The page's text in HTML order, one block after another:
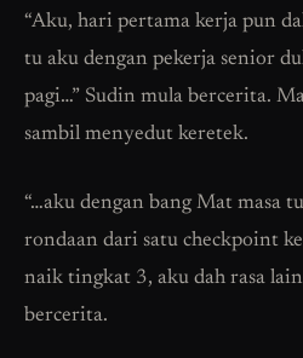
“Aku, hari pertama kerja pun
tu aku dengan pekerja senior
pagi…” Sudin mula bercerita.
sambil menyedut keretek.
“…aku dengan bang Mat masa
rondaan dari satu checkpoint
naik tingkat 3, aku dah rasa
bercerita.